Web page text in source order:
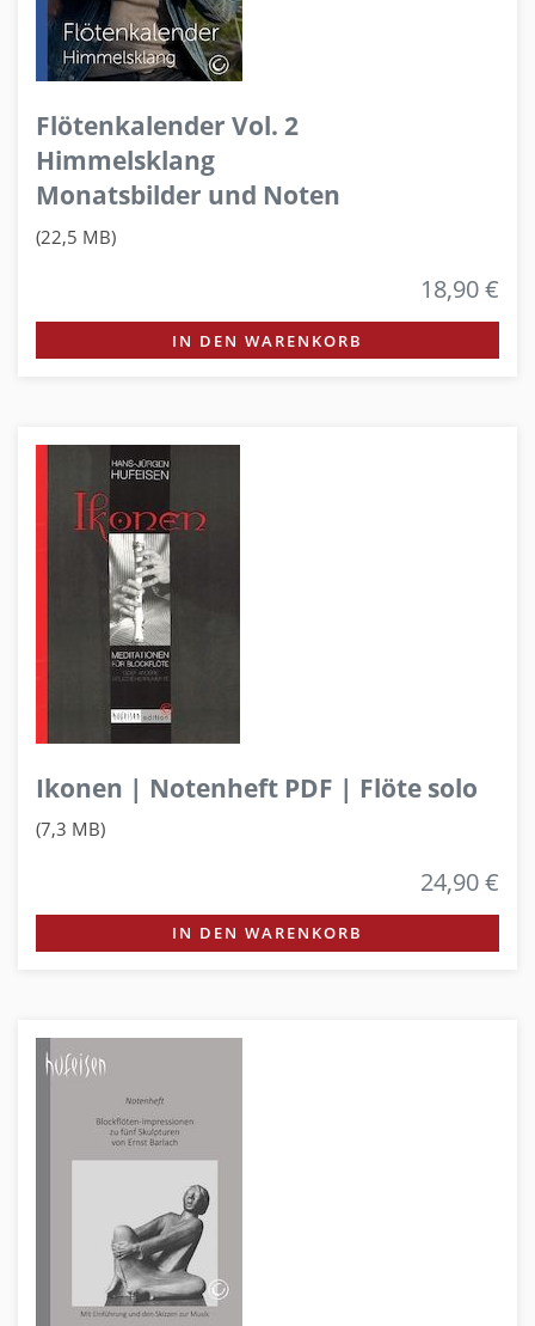
Flötenkalender Vol. 2
Himmelsklang
Monatsbilder und Noten
(22,5 MB)
18,90 €
IN DEN WARENKORB
Ikonen | Notenheft PDF | Flöte solo
(7,3 MB)
24,90 €
IN DEN WARENKORB